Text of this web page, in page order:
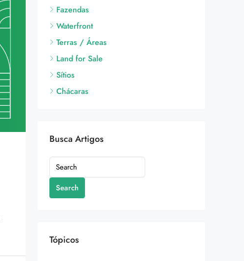
Fazendas
Waterfront
Terras / Áreas
Land for Sale
Sítios
Chácaras
Busca Artigos
Search
Tópicos